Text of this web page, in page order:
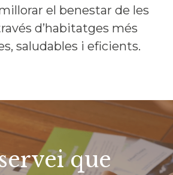
el benestar de les
d’habitatges més
saludables i eficients.
que